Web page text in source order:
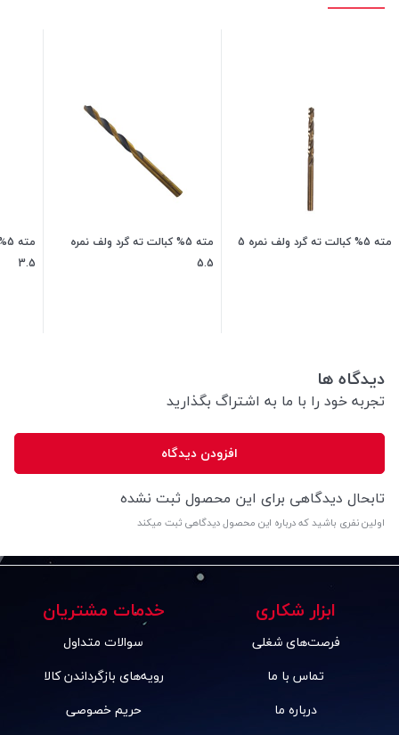
مته 5% کبالت ته گرد ولف نمره 5
مته 5% کبالت ته گرد ولف نمره
5.5
3.5
دیدگاه ها
تجربه خود را با ما به اشتراگ بگذارید
افزودن دیدگاه
تابحال دیدگاهی برای این محصول ثبت نشده
اولین نفری باشید که درباره این محصول دیدگاهی ثبت میکند
ابزار شکاری
فرصت‌های شغلی
تماس با ما
درباره ما
خدمات مشتریان
سوالات متداول
رویه‌های بازگرداندن کالا
حریم خصوصی